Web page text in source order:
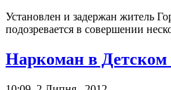
Установлен и задержан житель
подозревается в совершении
Наркоман в Детском